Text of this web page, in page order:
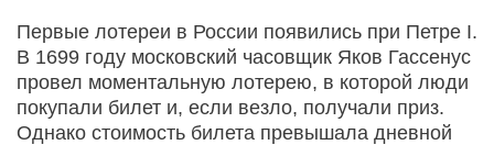
Первые лотереи в России появились при Петре I.
В 1699 году московский часовщик Яков Гассенус
провел моментальную лотерею, в которой люди
покупали билет и, если везло, получали приз.
Однако стоимость билета превышала дневной